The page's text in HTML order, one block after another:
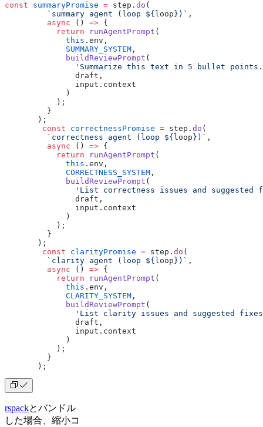
const summaryPromise = step. do (
         `summary agent (loop ${
loop })` ,
         async
() => {
           return
runAgentPrompt (
             this
.env,
             SUMMARY_SYSTEM
,
             buildReviewPrompt
(
'Summarize this text in 5 bullet
               draft,
               input.context
             )
           );
         }
       );
        const
correctnessPromise = step. do (
         `correctness agent (loop ${
loop })` ,
         async
() => {
           return
runAgentPrompt (
             this
.env,
             CORRECTNESS_SYSTEM
,
             buildReviewPrompt
(
'List correctness issues and suggested
               draft,
               input.context
             )
           );
         }
       );
        const
clarityPromise = step. do (
         `clarity agent (loop ${
loop })` ,
         async
() => {
           return
runAgentPrompt (
             this
.env,
             CLARITY_SYSTEM
,
             buildReviewPrompt
(
'List clarity issues and suggested
               draft,
               input.context
             )
           );
         }
       );
rspackとバンドル
した場合、縮小コ